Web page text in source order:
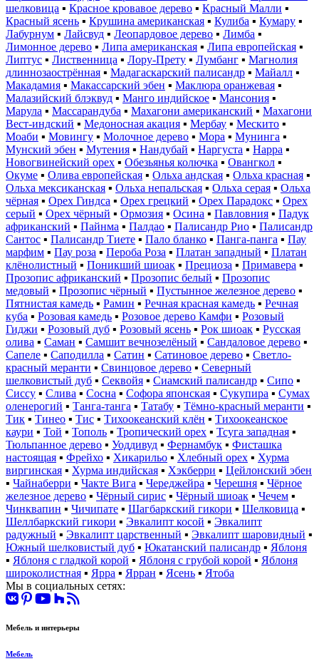
шелковица ▪ Красное кровавое дерево ▪ Красный Малли ▪
Красный ясень ▪ Крушина американская ▪ Кулиба ▪ Кумару ▪
Лабурнум ▪ Лайсвуд ▪ Леопардовое дерево ▪ Лимба ▪
Лимонное дерево ▪ Липа американская ▪ Липа европейская ▪
Липтус ▪ Лиственница ▪ Лору-Прету ▪ Лумбанг ▪ Магнолия
длиннозаострённая ▪ Мадагаскарский палисандр ▪ Майалл ▪
Макадамия ▪ Макассарский эбен ▪ Маклюра оранжевая ▪
Малазийский блэквуд ▪ Манго индийское ▪ Мансония ▪
Марула ▪ Массарандуба ▪ Махагони американский ▪ Махагони
Вест-индский ▪ Медоносная акация ▪ Мербау ▪ Мескито ▪
Моаби ▪ Мовингу ▪ Молочное дерево ▪ Мора ▪ Мунинга ▪
Мунский эбен ▪ Мутения ▪ Нандубай ▪ Наргуста ▪ Нарра ▪
Новогвинейский орех ▪ Обезьянья колючка ▪ Овангкол ▪
Окуме ▪ Олива европейская ▪ Ольха андская ▪ Ольха красная ▪
Ольха мексиканская ▪ Ольха непальская ▪ Ольха серая ▪ Ольха
чёрная ▪ Орех Гиндса ▪ Орех грецкий ▪ Орех Парадокс ▪ Орех
серый ▪ Орех чёрный ▪ Ормозия ▪ Осина ▪ Павловния ▪ Падук
африканский ▪ Пайнма ▪ Палдао ▪ Палисандр Рио ▪ Палисандр
Сантос ▪ Палисандр Тиете ▪ Пало бланко ▪ Панга-панга ▪ Пау
марфим ▪ Пау роза ▪ Пероба Роза ▪ Платан западный ▪ Платан
клёнолистный ▪ Поникший шиоак ▪ Прециоза ▪ Примавера ▪
Прозопис африканский ▪ Прозопис белый ▪ Прозопис
медовый ▪ Прозопис чёрный ▪ Пустынное железное дерево ▪
Пятнистая камедь ▪ Рамин ▪ Речная красная камедь ▪ Речная
куба ▪ Розовая камедь ▪ Розовое дерево Камфи ▪ Розовый
Гиджи ▪ Розовый дуб ▪ Розовый ясень ▪ Рок шиоак ▪ Русская
олива ▪ Саман ▪ Самшит вечнозелёный ▪ Сандаловое дерево ▪
Сапеле ▪ Саподилла ▪ Сатин ▪ Сатиновое дерево ▪ Светло-
красный меранти ▪ Свинцовое дерево ▪ Северный
шелковистый дуб ▪ Секвойя ▪ Сиамский палисандр ▪ Сипо ▪
Сиссу ▪ Слива ▪ Сосна ▪ Софора японская ▪ Сукупира ▪ Сумах
оленерогий ▪ Танга-танга ▪ Татабу ▪ Тёмно-красный меранти ▪
Тик ▪ Тинео ▪ Тис ▪ Тихоокеанский клён ▪ Тихоокеанское
каури ▪ Той ▪ Тополь ▪ Тропический орех ▪ Тсуга западная ▪
Тюльпанное дерево ▪ Уоддивуд ▪ Фернамбук ▪ Фисташка
настоящая ▪ Фрейхо ▪ Хикарильо ▪ Хлебный орех ▪ Хурма
виргинская ▪ Хурма индийская ▪ Хэкберри ▪ Цейлонский эбен
▪ Чайнаберри ▪ Чакте Вига ▪ Череджейра ▪ Черешня ▪ Чёрное
железное дерево ▪ Чёрный сирис ▪ Чёрный шиоак ▪ Чечем ▪
Чинквапин ▪ Чичипате ▪ Шагбаркский гикори ▪ Шелковица ▪
Шеллбаркский гикори ▪ Эвкалипт косой ▪ Эвкалипт
радужный ▪ Эвкалипт царственный ▪ Эвкалипт шаровидный ▪
Южный шелковистый дуб ▪ Юкатанский палисандр ▪ Яблоня
▪ Яблоня с гладкой корой ▪ Яблоня с грубой корой ▪ Яблоня
широколистная ▪ Ярра ▪ Ярран ▪ Ясень ▪ Ятоба
Мы в социальных сетях:
Мебель и интерьеры
Мебель